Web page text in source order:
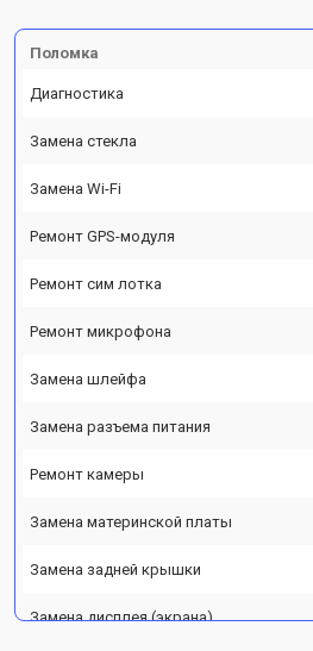
Поломка
Диагностика
Замена стекла
Замена Wi-Fi
Ремонт GPS-модуля
Ремонт сим лотка
Ремонт микрофона
Замена шлейфа
Замена разъема питания
Ремонт камеры
Замена материнской платы
Замена задней крышки
Замена дисплея (экрана)